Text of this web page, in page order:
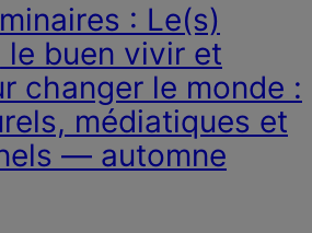
: Le(s)
le buen vivir et
changer le monde :
médiatiques et
— automne